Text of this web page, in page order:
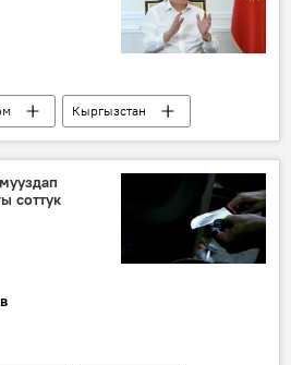
Кыргызстан
Жээнбеков
акын
соттук